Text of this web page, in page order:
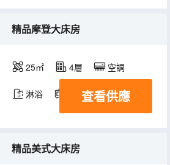
精品摩登大床房
25㎡ 4層 空調
淋浴 電視機
查看供應
精品美式大床房